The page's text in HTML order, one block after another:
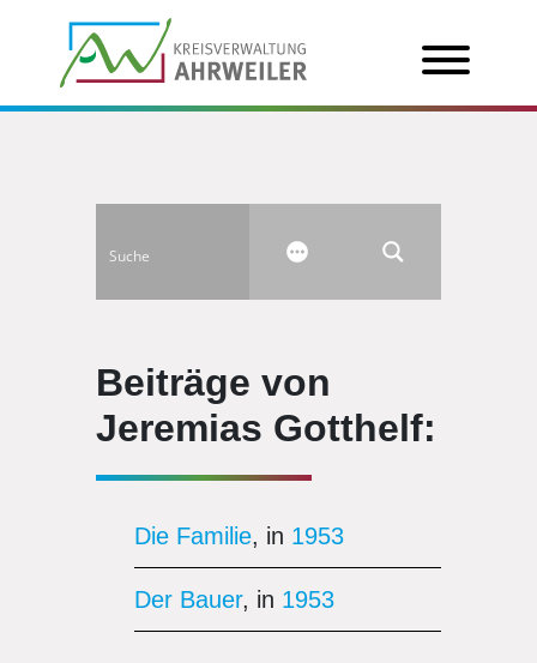
Beiträge von
Jeremias Gotthelf:
Die Familie, in 1953
Der Bauer, in 1953